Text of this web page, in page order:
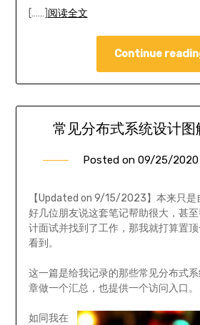
[……] 阅读全文
Continue
常见分布式系统设计图
Posted on 09/25/2020
【Updated on 9/15/2023】本来只是
好几位朋友说这套笔记帮助很大，甚
计面试并找到了工作，那我就打算置
看到。
这一篇是给我记录的那些常见分布式
章做一个汇总，也提供一个访问入口。
如同我在